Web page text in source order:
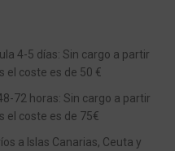
4-5 días: Sin cargo a partir
el coste es de 50 €
72 horas: Sin cargo a partir
el coste es de 75€
a Islas Canarias, Ceuta y